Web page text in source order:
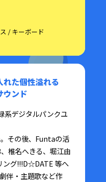
/ キーボード
れた個性溢れる
ウンド
系デジタルパンクユ
その後、Funtaの活
椎名へきる、堀江由
グ!!!D☆DATE 等へ
伴・主題歌など作